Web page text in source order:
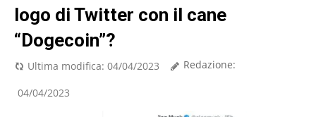
logo di Twitter con il cane
“Dogecoin”?
Ultima modifica: 04/04/2023 Redazione:
04/04/2023